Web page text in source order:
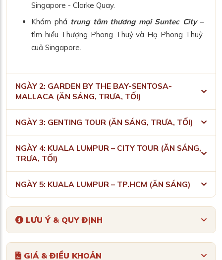
Singapore - Clarke Quay.
Khám phá trung tâm thương mại Suntec City –
tìm hiểu Thượng Phong Thuỷ và Hạ Phong Thuỷ
cuả Singapore.
NGÀY 2: GARDEN BY THE BAY-SENTOSA-
MALLACA (ĂN SÁNG, TRƯA, TỐI)
NGÀY 3: GENTING TOUR (ĂN SÁNG, TRƯA, TỐI)
NGÀY 4: KUALA LUMPUR – CITY TOUR (ĂN SÁNG,
TRƯA, TỐI)
NGÀY 5: KUALA LUMPUR – TP.HCM (ĂN SÁNG)
LƯU Ý & QUY ĐỊNH
GIÁ & ĐIỀU KHOẢN